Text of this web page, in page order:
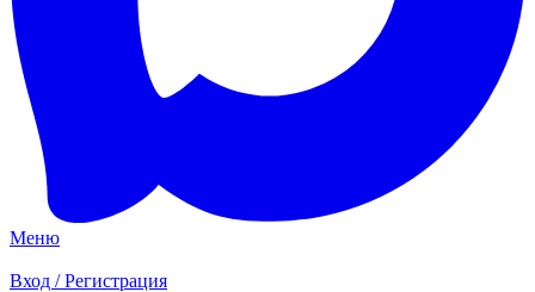
Меню
Вход / Регистрация